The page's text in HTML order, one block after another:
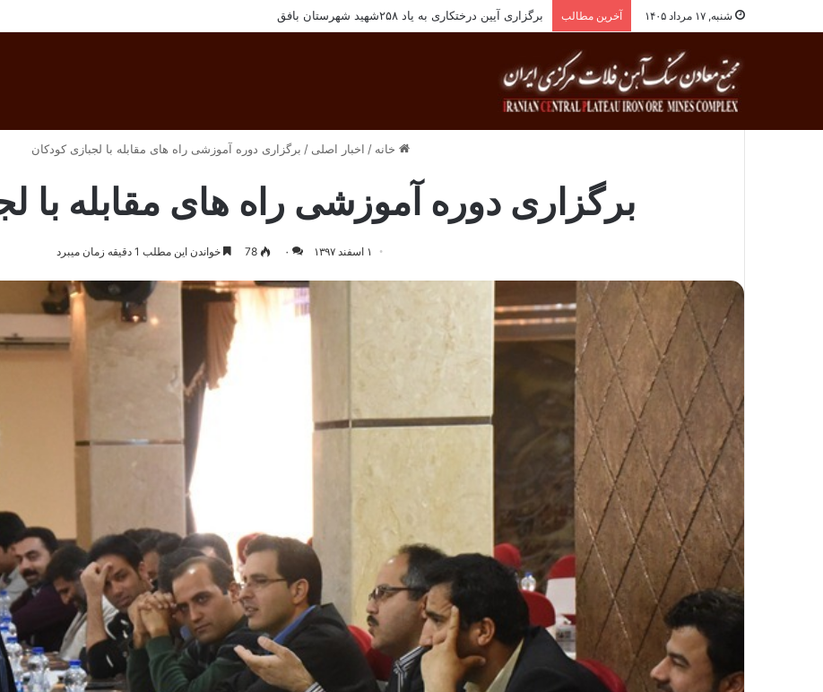
شنبه, ۱۷ مرداد ۱۴۰۵ آخرین مطالب انجام معاینات ادواری پرسنل مجتمع معادن سنگ آهن فلات مرکزی ایران
خانه / اخبار اصلی / برگزاری دوره آموزشی راه های مقابله با لجبازی کودکان
برگزاری دوره آموزشی راه های مقابله با
۱ اسفند ۱۳۹۷ ۰ 78 خواندن این مطلب 1 دقیقه زمان میبرد